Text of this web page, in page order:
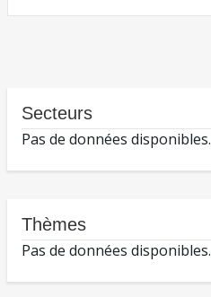
Secteurs
Pas de données disponibles.
Thèmes
Pas de données disponibles.